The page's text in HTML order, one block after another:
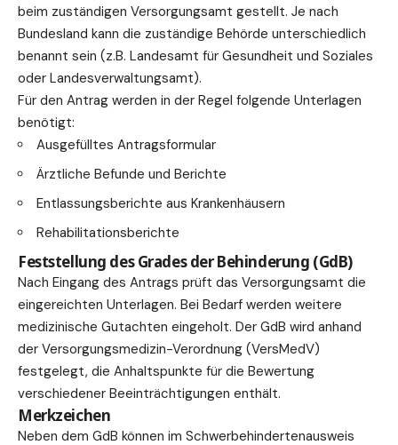
beim zuständigen Versorgungsamt gestellt. Je nach
Bundesland kann die zuständige Behörde unterschiedlich
benannt sein (z.B. Landesamt für Gesundheit und Soziales
oder Landesverwaltungsamt).
Für den Antrag werden in der Regel folgende Unterlagen
benötigt:
Ausgefülltes Antragsformular
Ärztliche Befunde und Berichte
Entlassungsberichte aus Krankenhäusern
Rehabilitationsberichte
Feststellung des Grades der Behinderung (GdB)
Nach Eingang des Antrags prüft das Versorgungsamt die
eingereichten Unterlagen. Bei Bedarf werden weitere
medizinische Gutachten eingeholt. Der GdB wird anhand
der Versorgungsmedizin-Verordnung (VersMedV)
festgelegt, die Anhaltspunkte für die Bewertung
verschiedener Beeinträchtigungen enthält.
Merkzeichen
Neben dem GdB können im Schwerbehindertenausweis